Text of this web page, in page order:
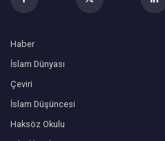
Haber
İslam Dünyası
Çeviri
İslam Düşüncesi
Haksöz Okulu